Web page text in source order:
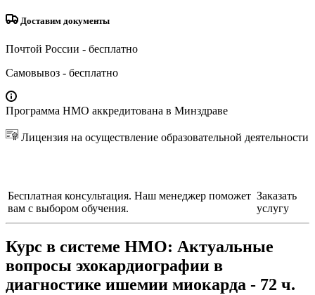
Доставим документы
Почтой России - бесплатно
Самовывоз - бесплатно
Программа НМО аккредитована в Минздраве
Лицензия на осуществление образовательной деятельности
Бесплатная консультация. Наш менеджер поможет
вам с выбором обучения.
Заказать
услугу
Курс в системе НМО: Актуальные
вопросы эхокардиографии в
диагностике ишемии миокарда - 72 ч.